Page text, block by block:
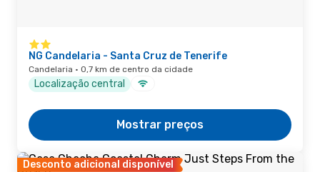
NG Candelaria - Santa Cruz de Tenerife
Candelaria · 0,7 km de centro da cidade
Localização central
Mostrar preços
Desconto adicional disponível